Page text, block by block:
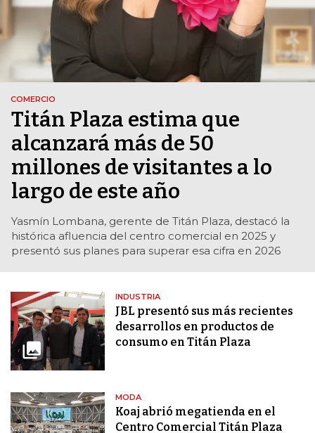
COMERCIO
Titán Plaza estima que
alcanzará más de 50
millones de visitantes a lo
largo de este año
Yasmín Lombana, gerente de Titán Plaza, destacó la
histórica afluencia del centro comercial en 2025 y
presentó sus planes para superar esa cifra en 2026
INDUSTRIA
JBL presentó sus más recientes
desarrollos en productos de
consumo en Titán Plaza
MODA
Koaj abrió megatienda en el
Centro Comercial Titán Plaza